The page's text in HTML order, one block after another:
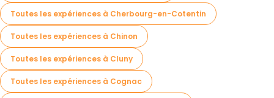
Toutes les expériences à Cherbourg-en-Cotentin
Toutes les expériences à Chinon
Toutes les expériences à Cluny
Toutes les expériences à Cognac